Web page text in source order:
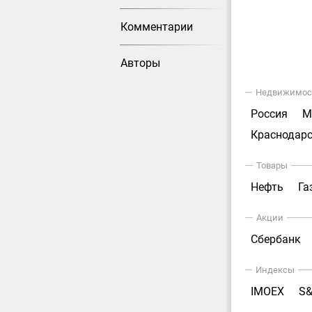
Комментарии
Авторы
Россия
Товары
Нефть
Акции
Сбербанк
Индексы
IMOEX